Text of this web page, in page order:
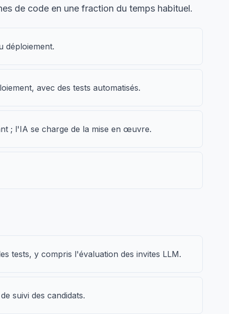
de code en une fraction du temps habituel.
déploiement.
avec des tests automatisés.
; l'IA se charge de la mise en œuvre.
tests, y compris l'évaluation des invites LLM.
suivi des candidats.